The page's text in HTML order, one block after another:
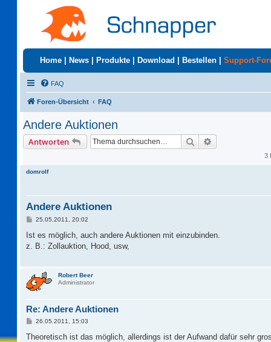
Home News Produkte Download Bestellen Support-
FAQ
Foren-Übersicht FAQ
Andere Auktionen
Antworten Suche
3
domrolf
Andere Auktionen
B
i
25.05.2011, 20:02
Ist es möglich, auch andere Auktionen mit einzubinden.
z. B.: Zollauktion, Hood, usw,
Robert Beer
Administrator
Re: Andere Auktionen
B
i
26.05.2011, 15:03
Theoretisch ist das möglich, allerdings ist der Aufwand dafür sehr